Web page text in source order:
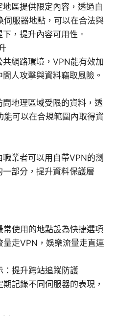
區提供限定內容，透過自
伺服器地點，可以在合法與
，提升內容可用性。
網路環境，VPN能有效加
人攻擊與資料竊取風險。
地理區域受限的資料，透
能可以在合規範圍內取得資
業者可以用自帶VPN的瀏
部分，提升資料保護層
使用的地點設為快捷選項
量走VPN，娛樂流量走直連
：提升跨站追蹤防護
記錄不同伺服器的表現，